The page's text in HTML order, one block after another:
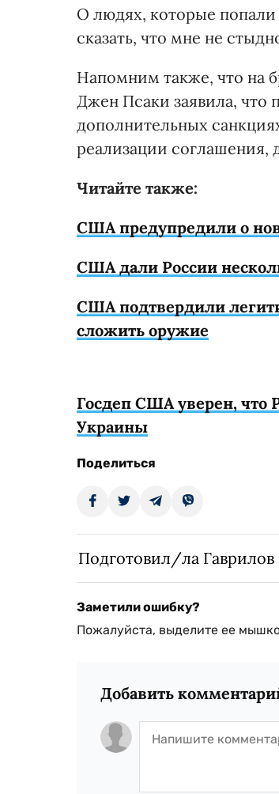
О людях, которые
сказать, что мне не
Напомним также, что на
Джен Псаки заявила, что
дополнительных
реализации соглашения,
Читайте также:
США предупредили о
США дали России
США подтвердили
сложить оружие
Госдеп США уверен, что
Украины
Поделиться
Подготовил/ла Гаврилов
Заметили ошибку?
Пожалуйста, выделите ее
Добавить